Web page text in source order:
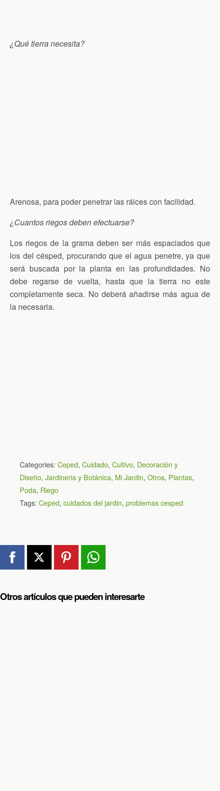
¿Qué tierra necesita?
Arenosa, para poder penetrar las ráices con facilidad.
¿Cuantos riegos deben efectuarse?
Los riegos de la grama deben ser más espaciados que
los del césped, procurando que el agua penetre, ya que
será buscada por la planta en las profundidades. No
debe regarse de vuelta, hasta que la tierra no este
completamente seca. No deberá añadirse más agua de
la necesaria.
Categories: Ceped, Cuidado, Cultivo, Decoración y
Diseño, Jardineria y Botánica, Mi Jardin, Otros, Plantas,
Poda, Riego
Tags: Ceped, cuidados del jardin, problemas cesped
Otros artículos que pueden interesarte